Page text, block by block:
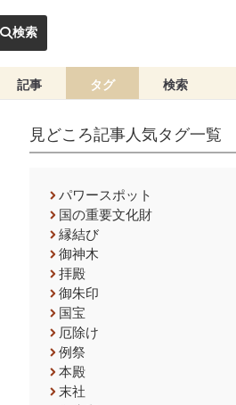
検索
記事 タグ 検索
見どころ記事人気タグ一覧
パワースポット
国の重要文化財
縁結び
御神木
拝殿
御朱印
国宝
厄除け
例祭
本殿
末社